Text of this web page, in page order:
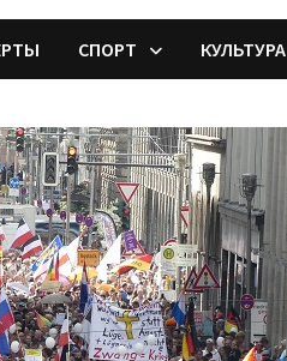
СПОРТ КУЛЬТУРА